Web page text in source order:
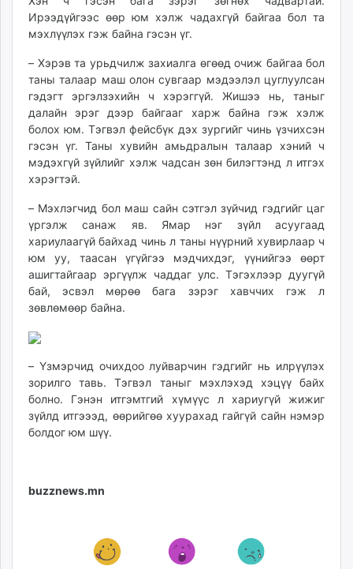
Ирээдүйгээс өөр юм хэлж чадахгүй байгаа бол та
мэхлүүлэх гэж байна гэсэн үг.
– Хэрэв та урьдчилж захиалга өгөөд очиж байгаа бол
таны талаар маш олон сувгаар мэдээлэл цуглуулсан
гэдэгт эргэлзэхийн ч хэрэггүй. Жишээ нь, таныг
далайн эрэг дээр байгааг харж байна гэж хэлж
болох юм. Тэгвэл фейсбүк дэх зургийг чинь үзчихсэн
гэсэн үг. Таны хувийн амьдралын талаар хэний ч
мэдэхгүй зүйлийг хэлж чадсан зөн билэгтэнд л итгэх
хэрэгтэй.
– Мэхлэгчид бол маш сайн сэтгэл зүйчид гэдгийг цаг
үргэлж санаж яв. Ямар нэг зүйл асуугаад
хариулаагүй байхад чинь л таны нүүрний хувирлаар ч
юм уу, таасан үгүйгээ мэдчихдэг, үүнийгээ өөрт
ашигтайгаар эргүүлж чаддаг улс. Тэгэхлээр дуугүй
бай, эсвэл мөрөө бага зэрэг хавччих гэж л
зөвлөмөөр байна.
– Үзмэрчид очихдоо луйварчин гэдгийг нь илрүүлэх
зорилго тавь. Тэгвэл таныг мэхлэхэд хэцүү байх
болно. Гэнэн итгэмтгий хүмүүс л хариугүй жижиг
зүйлд итгэээд, өөрийгөө хуурахад гайгүй сайн нэмэр
болдог юм шүү.
buzznews.mn